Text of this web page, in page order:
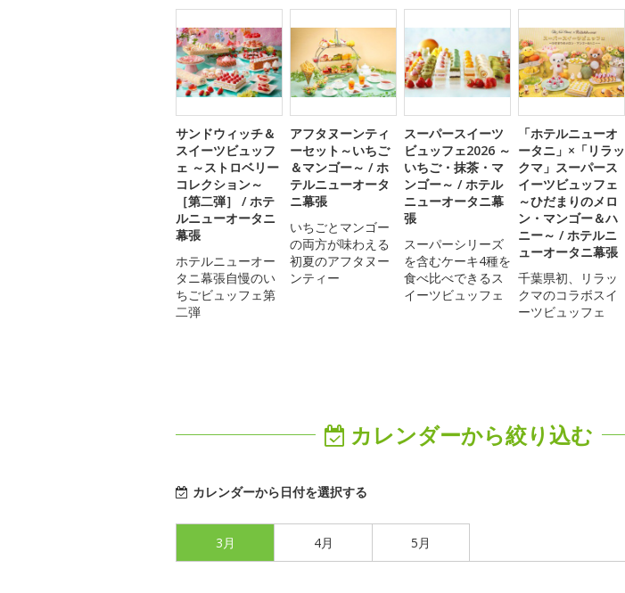
サンドウィッチ＆
スイーツビュッフ
ェ ～ストロベリー
コレクション～
［第二弾］ / ホテ
ルニューオータニ
幕張
ホテルニューオー
タニ幕張自慢のい
ちごビュッフェ第
二弾
アフタヌーンティ
ーセット～いちご
＆マンゴー～ / ホ
テルニューオータ
ニ幕張
いちごとマンゴー
の両方が味わえる
初夏のアフタヌー
ンティー
スーパースイーツ
ビュッフェ2026 ～
いちご・抹茶・マ
ンゴー～ / ホテル
ニューオータニ幕
張
スーパーシリーズ
を含むケーキ4種を
食べ比べできるス
イーツビュッフェ
「ホテルニューオ
ータニ」×「リラッ
クマ」スーパース
イーツビュッフェ
～ひだまりのメロ
ン・マンゴー＆ハ
ニー～ / ホテルニ
ューオータニ幕張
千葉県初、リラッ
クマのコラボスイ
ーツビュッフェ
カレンダーから絞り込む
カレンダーから日付を選択する
3月 4月 5月